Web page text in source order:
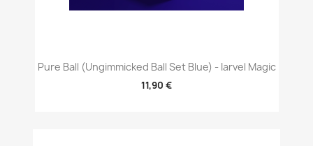
Pure Ball (Ungimmicked Ball Set Blue) - Iarvel Magic
11,90 €